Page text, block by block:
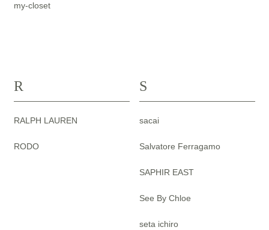
my-closet
R
RALPH LAUREN
RODO
S
sacai
Salvatore Ferragamo
SAPHIR EAST
See By Chloe
seta ichiro